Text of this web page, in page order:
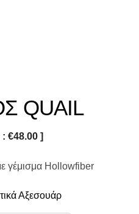
QUAIL
: €48.00 ]
γέμισμα Hollowfiber
Αξεσουάρ